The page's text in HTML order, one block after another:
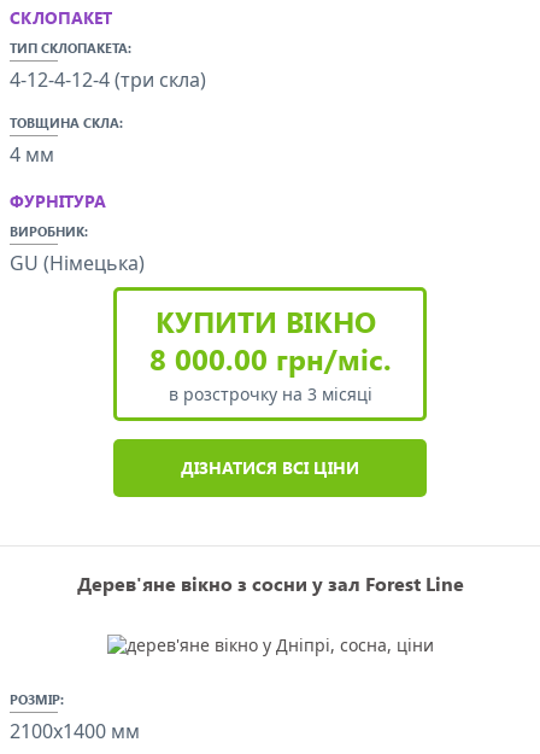
СКЛОПАКЕТ
ТИП СКЛОПАКЕТА:
4-12-4-12-4 (три скла)
ТОВЩИНА СКЛА:
4 мм
ФУРНІТУРА
ВИРОБНИК:
GU (Німецька)
КУПИТИ ВІКНО
8 000.00 грн/міс.
в розстрочку на 3 місяці
ДІЗНАТИСЯ ВСІ ЦІНИ
Дерев'яне вікно з сосни у зал Forest Line
РОЗМІР:
2100x1400 мм